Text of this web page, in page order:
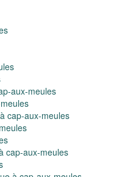
aux-meules
cap-aux-meules
cap-aux-meules